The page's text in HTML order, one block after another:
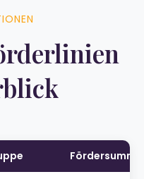
Fördersumme